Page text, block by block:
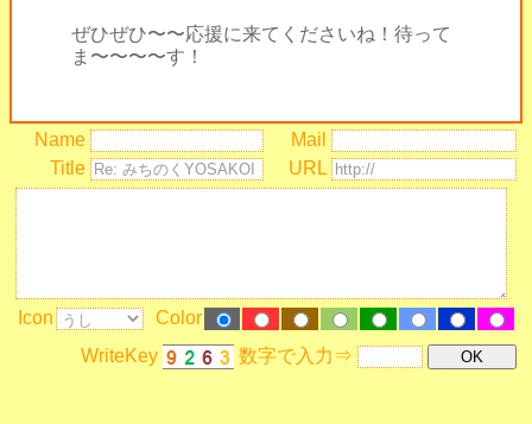
ぜひぜひ〜〜応援に来てくださいね！待って
ま〜〜〜〜す！
Name
Mail
Title
URL
Icon
Color
WriteKey
数字で入力⇒